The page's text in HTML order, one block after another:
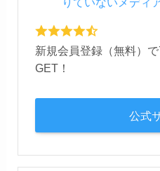
新規会員登録（無料）
GET！
公式